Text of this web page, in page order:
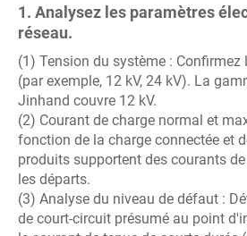
1. Analysez les paramètres
réseau.
(1) Tension du système :
(par exemple, 12 kV, 24 kV). La
Jinhand couvre 12 kV.
(2) Courant de charge normal et
fonction de la charge connectée et
produits supportent des courants
les départs.
(3) Analyse du niveau de défaut :
de court-circuit présumé au point